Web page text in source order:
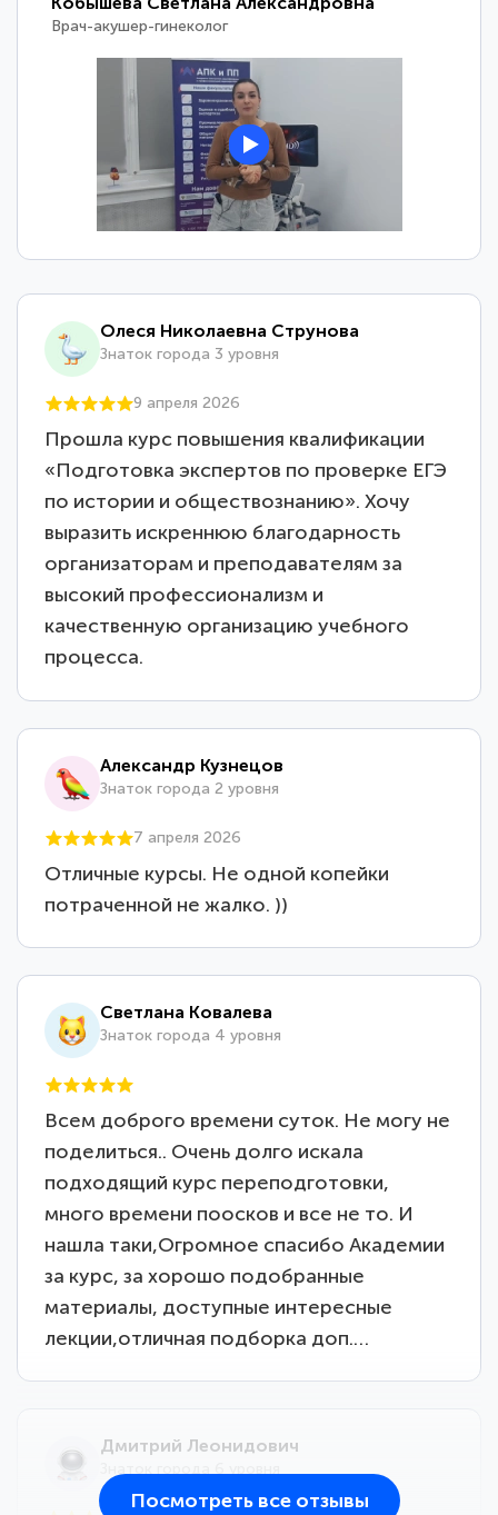
Врач-акушер-гинеколог
Олеся Николаевна Струнова
Знаток города 3 уровня
9 апреля 2026
Прошла курс повышения квалификации
«Подготовка экспертов по проверке ЕГЭ
по истории и обществознанию». Хочу
выразить искреннюю благодарность
организаторам и преподавателям за
высокий профессионализм и
качественную организацию учебного
процесса.
Александр Кузнецов
Знаток города 2 уровня
7 апреля 2026
Отличные курсы. Не одной копейки
потраченной не жалко. ))
Светлана Ковалева
Знаток города 4 уровня
Всем доброго времени суток. Не могу не
поделиться.. Очень долго искала
подходящий курс переподготовки,
много времени поосков и все не то. И
нашла таки,Огромное спасибо Академии
за курс, за хорошо подобранные
материалы, доступные интересные
лекции,отличная подборка доп.…
Дмитрий Леонидович
Посмотреть все отзывы